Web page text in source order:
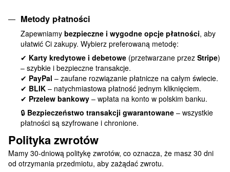
Metody płatności
Zapewniamy bezpieczne i wygodne opcje płatności, aby
ułatwić Ci zakupy. Wybierz preferowaną metodę:
✔ Karty kredytowe i debetowe (przetwarzane przez Stripe)
– szybkie i bezpieczne transakcje.
✔ PayPal – zaufane rozwiązanie płatnicze na całym świecie.
✔ BLIK – natychmiastowa płatność jednym kliknięciem.
✔ Przelew bankowy – wpłata na konto w polskim banku.
🔒 Bezpieczeństwo transakcji gwarantowane – wszystkie
płatności są szyfrowane i chronione.
Polityka zwrotów
Mamy 30-dniową politykę zwrotów, co oznacza, że masz 30 dni
od otrzymania przedmiotu, aby zażądać zwrotu.